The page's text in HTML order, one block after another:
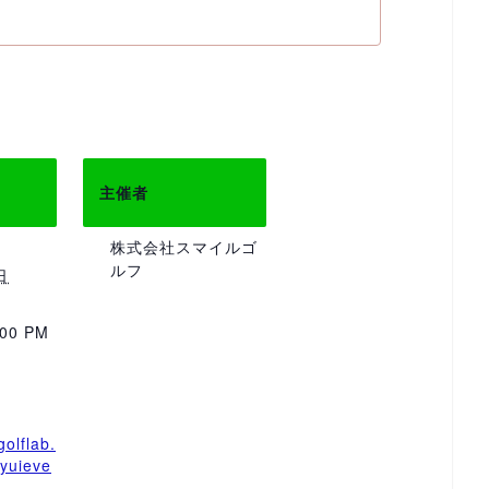
PM
主催者
株式会社スマイルゴ
ルフ